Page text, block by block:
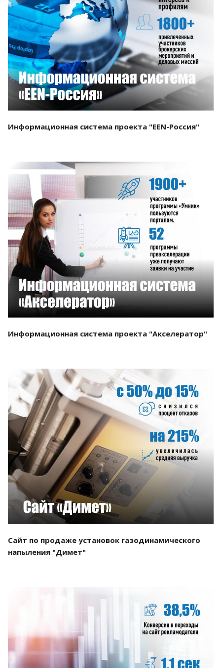
Смотреть проект
Информационная система проекта "EEN-Россия"
Смотреть проект
Информационная система проекта "Акселератор"
Смотреть проект
Сайт по продаже установок газодинамического
напыления "Димет"